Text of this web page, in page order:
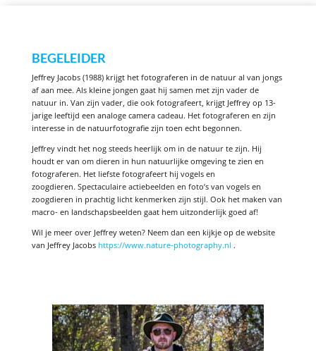
BEGELEIDER
Jeffrey Jacobs (1988) krijgt het fotograferen in de natuur al van jongs
af aan mee. Als kleine jongen gaat hij samen met zijn vader de
natuur in. Van zijn vader, die ook fotografeert, krijgt Jeffrey op 13-
jarige leeftijd een analoge camera cadeau. Het fotograferen en zijn
interesse in de natuurfotografie zijn toen echt begonnen.
Jeffrey vindt het nog steeds heerlijk om in de natuur te zijn. Hij
houdt er van om dieren in hun natuurlijke omgeving te zien en
fotograferen. Het liefste fotografeert hij vogels en
zoogdieren. Spectaculaire actiebeelden en foto’s van vogels en
zoogdieren in prachtig licht kenmerken zijn stijl. Ook het maken van
macro- en landschapsbeelden gaat hem uitzonderlijk goed af!
Wil je meer over Jeffrey weten? Neem dan een kijkje op de website
van Jeffrey Jacobs https://www.nature-photography.nl .